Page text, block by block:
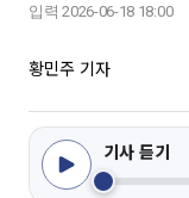
입력 2026-06-18 18:00
황민주 기자
기사 듣기